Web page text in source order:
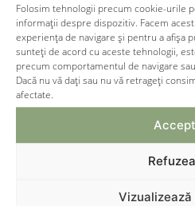
Folosim tehnologii precum cookie-urile
informații despre dispozitiv. Facem
experiența de navigare și pentru a afișa
sunteți de acord cu aceste tehnologii,
precum comportamentul de navigare
Dacă nu vă dați sau nu vă retrageți
afectate.